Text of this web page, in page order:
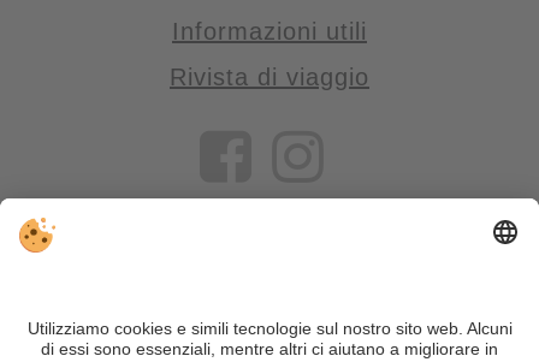
Informazioni utili
Rivista di viaggio
VIVOSüdtirol è il portale di viaggio per chi desidera vivere il